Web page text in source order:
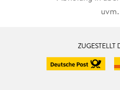
uvm.
ZUGESTELLT